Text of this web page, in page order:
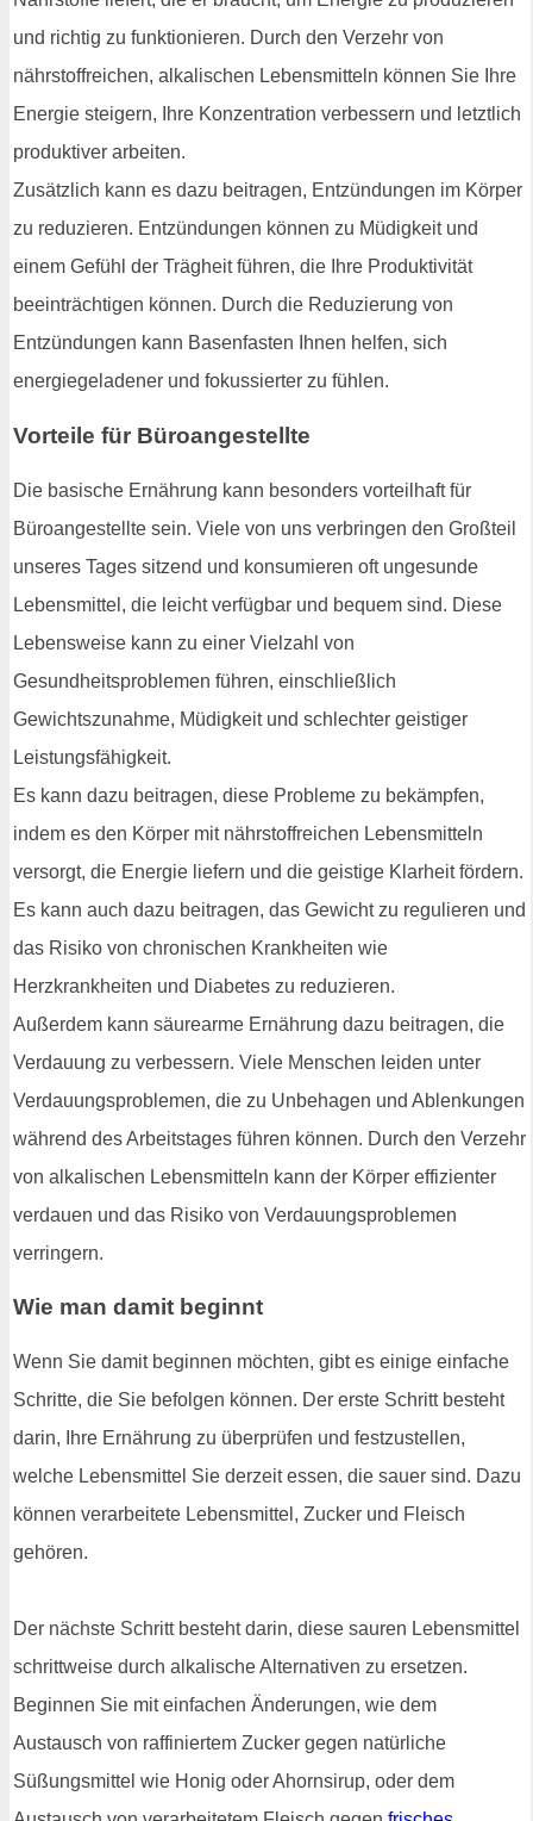
und richtig zu funktionieren. Durch den Verzehr von
nährstoffreichen, alkalischen Lebensmitteln können Sie Ihre
Energie steigern, Ihre Konzentration verbessern und letztlich
produktiver arbeiten.
Zusätzlich kann es dazu beitragen, Entzündungen im Körper
zu reduzieren. Entzündungen können zu Müdigkeit und
einem Gefühl der Trägheit führen, die Ihre Produktivität
beeinträchtigen können. Durch die Reduzierung von
Entzündungen kann Basenfasten Ihnen helfen, sich
energiegeladener und fokussierter zu fühlen.
Vorteile für Büroangestellte
Die basische Ernährung kann besonders vorteilhaft für
Büroangestellte sein. Viele von uns verbringen den Großteil
unseres Tages sitzend und konsumieren oft ungesunde
Lebensmittel, die leicht verfügbar und bequem sind. Diese
Lebensweise kann zu einer Vielzahl von
Gesundheitsproblemen führen, einschließlich
Gewichtszunahme, Müdigkeit und schlechter geistiger
Leistungsfähigkeit.
Es kann dazu beitragen, diese Probleme zu bekämpfen,
indem es den Körper mit nährstoffreichen Lebensmitteln
versorgt, die Energie liefern und die geistige Klarheit fördern.
Es kann auch dazu beitragen, das Gewicht zu regulieren und
das Risiko von chronischen Krankheiten wie
Herzkrankheiten und Diabetes zu reduzieren.
Außerdem kann säurearme Ernährung dazu beitragen, die
Verdauung zu verbessern. Viele Menschen leiden unter
Verdauungsproblemen, die zu Unbehagen und Ablenkungen
während des Arbeitstages führen können. Durch den Verzehr
von alkalischen Lebensmitteln kann der Körper effizienter
verdauen und das Risiko von Verdauungsproblemen
verringern.
Wie man damit beginnt
Wenn Sie damit beginnen möchten, gibt es einige einfache
Schritte, die Sie befolgen können. Der erste Schritt besteht
darin, Ihre Ernährung zu überprüfen und festzustellen,
welche Lebensmittel Sie derzeit essen, die sauer sind. Dazu
können verarbeitete Lebensmittel, Zucker und Fleisch
gehören.
Der nächste Schritt besteht darin, diese sauren Lebensmittel
schrittweise durch alkalische Alternativen zu ersetzen.
Beginnen Sie mit einfachen Änderungen, wie dem
Austausch von raffiniertem Zucker gegen natürliche
Süßungsmittel wie Honig oder Ahornsirup, oder dem